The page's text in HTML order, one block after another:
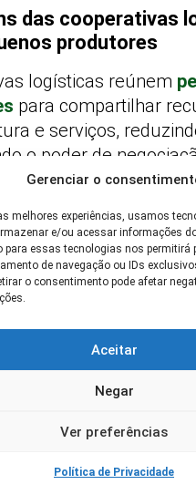
Gerenciar o
melhores experiências, usamos
e/ou acessar informações
para essas tecnologias nos permitirá
de navegação ou IDs
o consentimento pode afetar
Aceitar
Negar
Ver preferências
Política de Privacidade
das cooperativas
produtores
logísticas reúnem
para compartilhar
e serviços,
o poder de
a modais variados
as cooperativas
e suporte técnico,
essa alternativa
e
com empresas